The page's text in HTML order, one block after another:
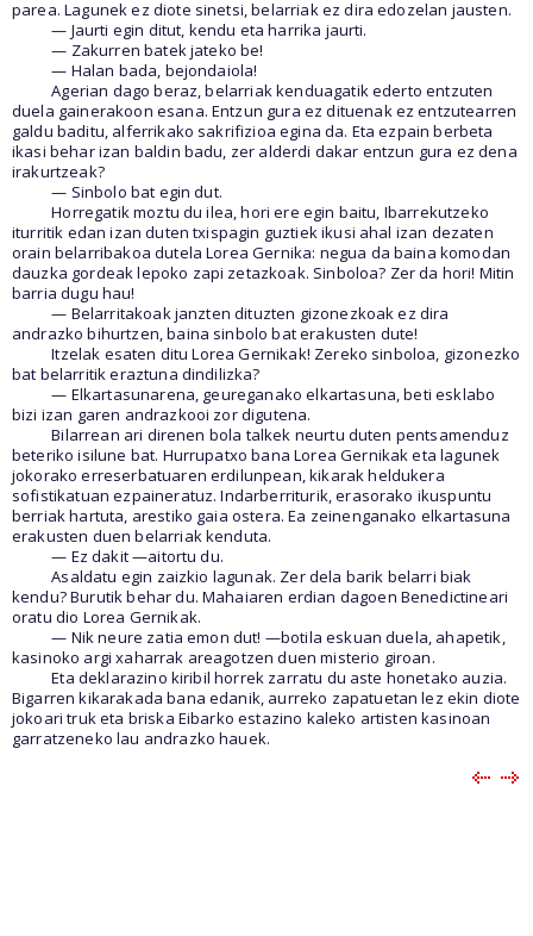
parea. Lagunek ez diote sinetsi, belarriak ez dira edozelan jausten.
— Jaurti egin ditut, kendu eta harrika jaurti.
— Zakurren batek jateko be!
— Halan bada, bejondaiola!
Agerian dago beraz, belarriak kenduagatik ederto entzuten
duela gainerakoon esana. Entzun gura ez dituenak ez entzutearren
galdu baditu, alferrikako sakrifizioa egina da. Eta ezpain berbeta
ikasi behar izan baldin badu, zer alderdi dakar entzun gura ez dena
irakurtzeak?
— Sinbolo bat egin dut.
Horregatik moztu du ilea, hori ere egin baitu, Ibarrekutzeko
iturritik edan izan duten txispagin guztiek ikusi ahal izan dezaten
orain belarribakoa dutela Lorea Gernika: negua da baina komodan
dauzka gordeak lepoko zapi zetazkoak. Sinboloa? Zer da hori! Mitin
barria dugu hau!
— Belarritakoak janzten dituzten gizonezkoak ez dira
andrazko bihurtzen, baina sinbolo bat erakusten dute!
Itzelak esaten ditu Lorea Gernikak! Zereko sinboloa, gizonezko
bat belarritik eraztuna dindilizka?
— Elkartasunarena, geureganako elkartasuna, beti esklabo
bizi izan garen andrazkooi zor digutena.
Bilarrean ari direnen bola talkek neurtu duten pentsamenduz
beteriko isilune bat. Hurrupatxo bana Lorea Gernikak eta lagunek
jokorako erreserbatuaren erdilunpean, kikarak heldukera
sofistikatuan ezpaineratuz. Indarberriturik, erasorako ikuspuntu
berriak hartuta, arestiko gaia ostera. Ea zeinenganako elkartasuna
erakusten duen belarriak kenduta.
— Ez dakit —aitortu du.
Asaldatu egin zaizkio lagunak. Zer dela barik belarri biak
kendu? Burutik behar du. Mahaiaren erdian dagoen Benedictineari
oratu dio Lorea Gernikak.
— Nik neure zatia emon dut! —botila eskuan duela, ahapetik,
kasinoko argi xaharrak areagotzen duen misterio giroan.
Eta deklarazino kiribil horrek zarratu du aste honetako auzia.
Bigarren kikarakada bana edanik, aurreko zapatuetan lez ekin diote
jokoari truk eta briska Eibarko estazino kaleko artisten kasinoan
garratzeneko lau andrazko hauek.